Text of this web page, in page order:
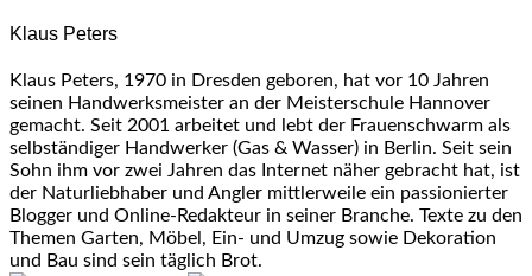
below.
Klaus Peters
Klaus Peters, 1970 in Dresden geboren, hat vor 10 Jahren
seinen Handwerksmeister an der Meisterschule Hannover
gemacht. Seit 2001 arbeitet und lebt der Frauenschwarm als
selbständiger Handwerker (Gas & Wasser) in Berlin. Seit sein
Sohn ihm vor zwei Jahren das Internet näher gebracht hat, ist
der Naturliebhaber und Angler mittlerweile ein passionierter
Blogger und Online-Redakteur in seiner Branche. Texte zu den
Themen Garten, Möbel, Ein- und Umzug sowie Dekoration
und Bau sind sein täglich Brot.